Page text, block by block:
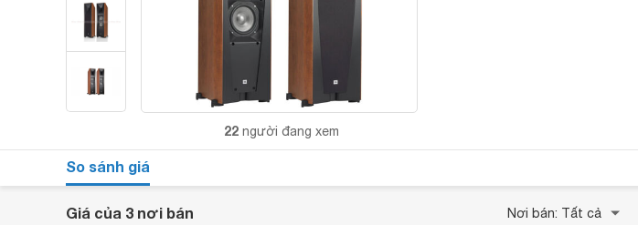
22 người đang xem
So sánh giá
Giá của 3 nơi bán Nơi bán: Tất cả